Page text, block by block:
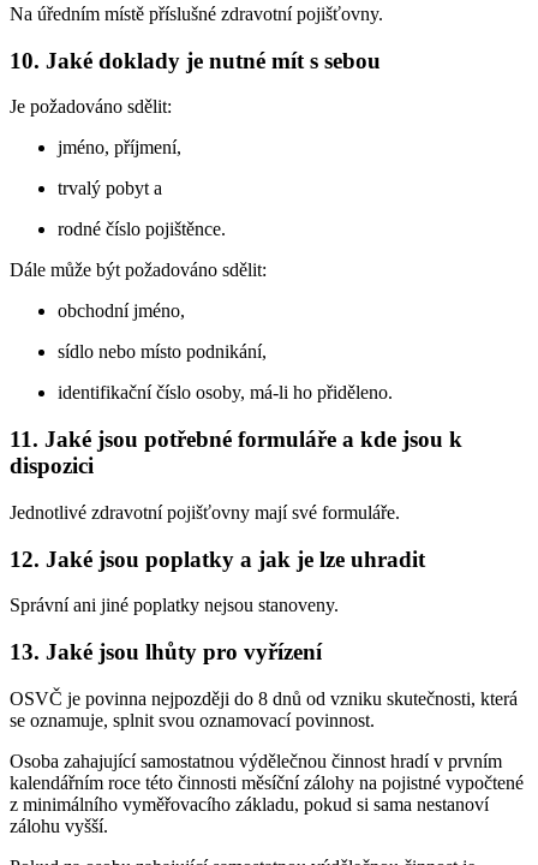
Na úředním místě příslušné zdravotní pojišťovny.
10. Jaké doklady je nutné mít s sebou
Je požadováno sdělit:
jméno, příjmení,
trvalý pobyt a
rodné číslo pojištěnce.
Dále může být požadováno sdělit:
obchodní jméno,
sídlo nebo místo podnikání,
identifikační číslo osoby, má-li ho přiděleno.
11. Jaké jsou potřebné formuláře a kde jsou k
dispozici
Jednotlivé zdravotní pojišťovny mají své formuláře.
12. Jaké jsou poplatky a jak je lze uhradit
Správní ani jiné poplatky nejsou stanoveny.
13. Jaké jsou lhůty pro vyřízení
OSVČ je povinna nejpozději do 8 dnů od vzniku skutečnosti, která
se oznamuje, splnit svou oznamovací povinnost.
Osoba zahajující samostatnou výdělečnou činnost hradí v prvním
kalendářním roce této činnosti měsíční zálohy na pojistné vypočtené
z minimálního vyměřovacího základu, pokud si sama nestanoví
zálohu vyšší.